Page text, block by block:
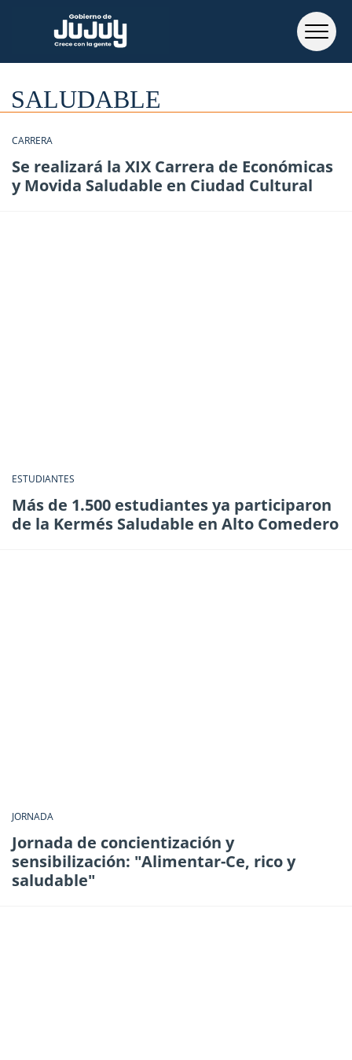
SALUDABLE
CARRERA
Se realizará la XIX Carrera de Económicas
y Movida Saludable en Ciudad Cultural
ESTUDIANTES
Más de 1.500 estudiantes ya participaron
de la Kermés Saludable en Alto Comedero
JORNADA
Jornada de concientización y
sensibilización: "Alimentar-Ce, rico y
saludable"